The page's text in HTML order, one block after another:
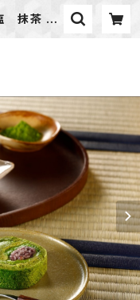
抹茶 | k